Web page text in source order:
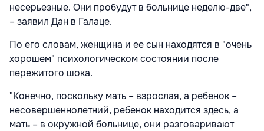
несерьезные. Они пробудут в больнице неделю-две",
– заявил Дан в Галаце.
По его словам, женщина и ее сын находятся в "очень
хорошем" психологическом состоянии после
пережитого шока.
"Конечно, поскольку мать – взрослая, а ребенок –
несовершеннолетний, ребенок находится здесь, а
мать – в окружной больнице, они разговаривают